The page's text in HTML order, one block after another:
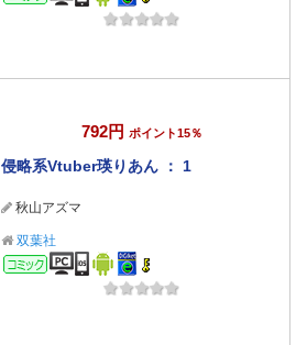
792円 ポイント15％
侵略系Vtuber瑛りあん ： 1
秋山アズマ
双葉社
コミック